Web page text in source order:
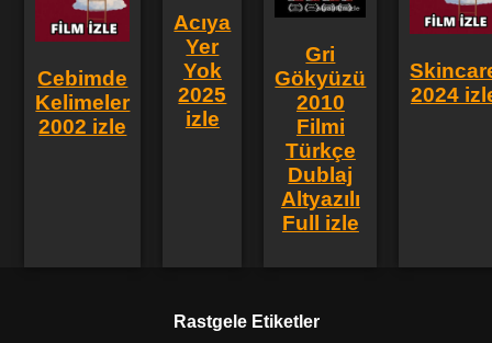
Cebimde
Kelimeler
2002 izle
Acıya
Yer
Yok
2025
izle
Gri
Gökyüzü
2010
Filmi
Türkçe
Dublaj
Altyazılı
Full izle
2024
Rastgele Etiketler